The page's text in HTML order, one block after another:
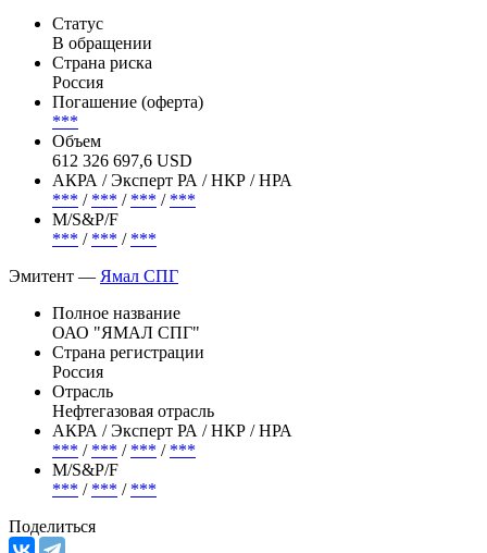
Статус
В обращении
Страна риска
Россия
Погашение (оферта)
***
Объем
612 326 697,6 USD
АКРА / Эксперт РА / НКР / НРА
*** / *** / *** / ***
М/S&P/F
*** / *** / ***
Эмитент — Ямал СПГ
Полное название
ОАО "ЯМАЛ СПГ"
Страна регистрации
Россия
Отрасль
Нефтегазовая отрасль
АКРА / Эксперт РА / НКР / НРА
*** / *** / *** / ***
М/S&P/F
*** / *** / ***
Поделиться